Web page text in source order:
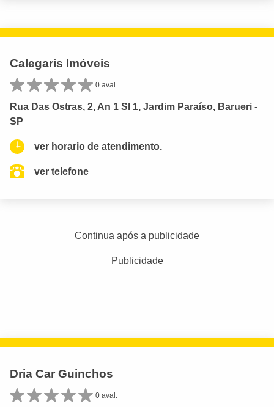
Calegaris Imóveis
0 aval.
Rua Das Ostras, 2, An 1 Sl 1, Jardim Paraíso, Barueri -
SP
ver horario de atendimento.
ver telefone
Continua após a publicidade
Publicidade
Dria Car Guinchos
0 aval.